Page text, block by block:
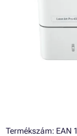
Termékszám: EAN